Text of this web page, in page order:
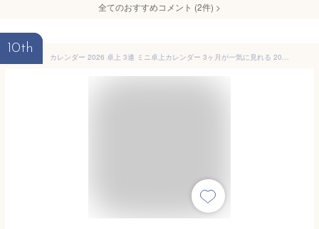
全てのおすすめコメント (2件) >
10th
カレンダー 2026 卓上 3連 ミニ卓上カレンダー 3ヶ月が一気に見れる 2026年 卓上リングカレンダー 送料込